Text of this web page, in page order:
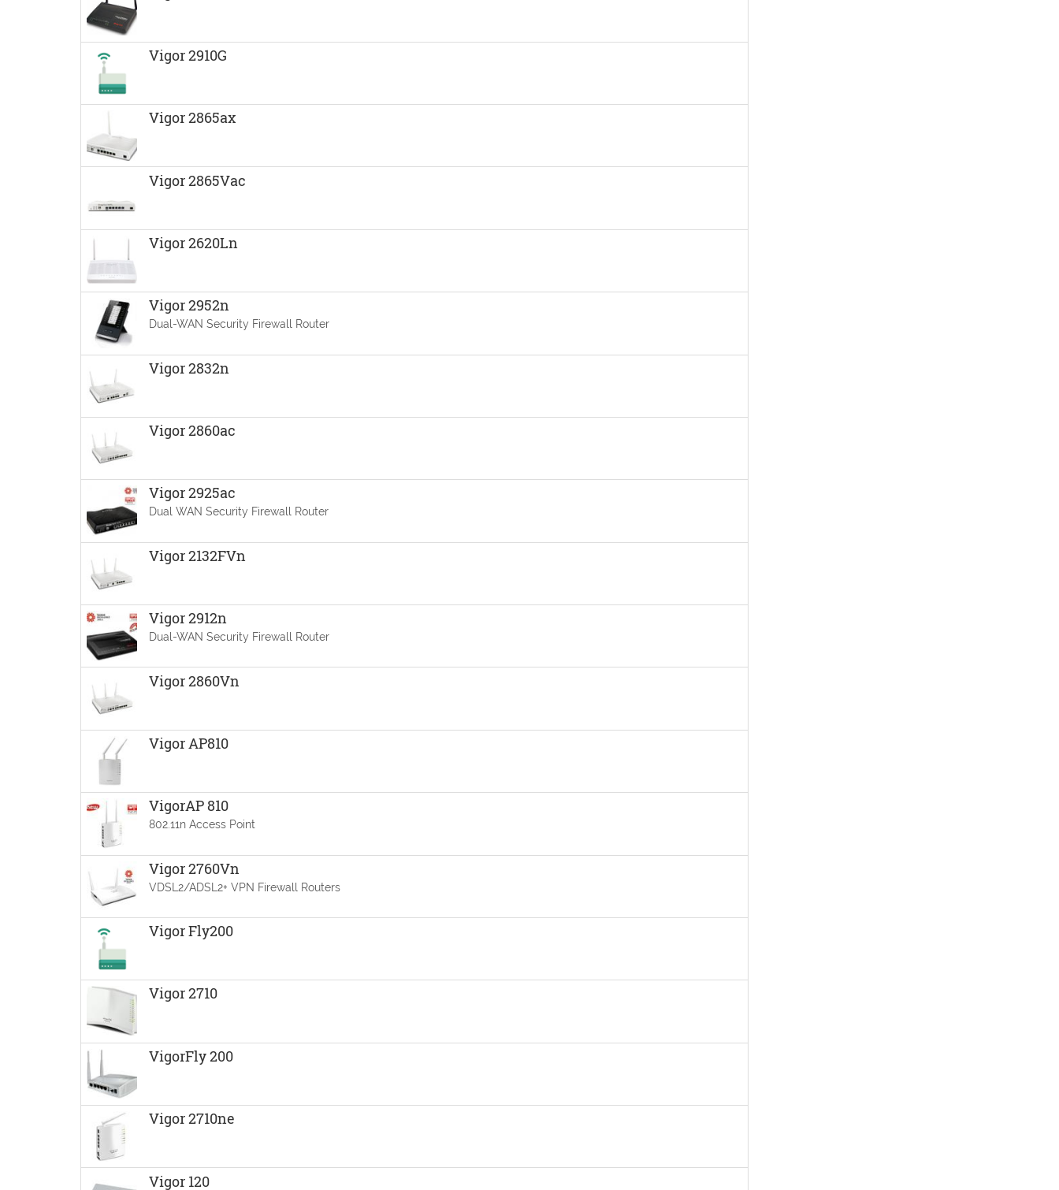
Vigor 2910G
Vigor 2865ax
Vigor 2865Vac
Vigor 2620Ln
Vigor 2952n
Dual-WAN Security Firewall Router
Vigor 2832n
Vigor 2860ac
Vigor 2925ac
Dual WAN Security Firewall Router
Vigor 2132FVn
Vigor 2912n
Dual-WAN Security Firewall Router
Vigor 2860Vn
Vigor AP810
VigorAP 810
802.11n Access Point
Vigor 2760Vn
VDSL2/ADSL2+ VPN Firewall Routers
Vigor Fly200
Vigor 2710
VigorFly 200
Vigor 2710ne
Vigor 120